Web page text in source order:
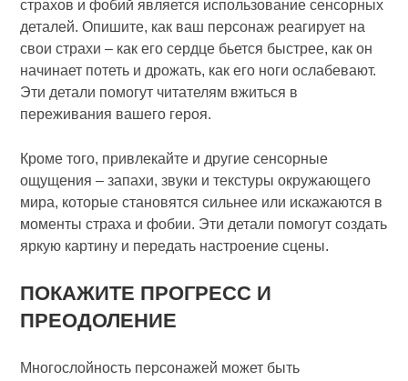
страхов и фобий является использование сенсорных
деталей. Опишите, как ваш персонаж реагирует на
свои страхи – как его сердце бьется быстрее, как он
начинает потеть и дрожать, как его ноги ослабевают.
Эти детали помогут читателям вжиться в
переживания вашего героя.
Кроме того, привлекайте и другие сенсорные
ощущения – запахи, звуки и текстуры окружающего
мира, которые становятся сильнее или искажаются в
моменты страха и фобии. Эти детали помогут создать
яркую картину и передать настроение сцены.
ПОКАЖИТЕ ПРОГРЕСС И
ПРЕОДОЛЕНИЕ
Многослойность персонажей может быть